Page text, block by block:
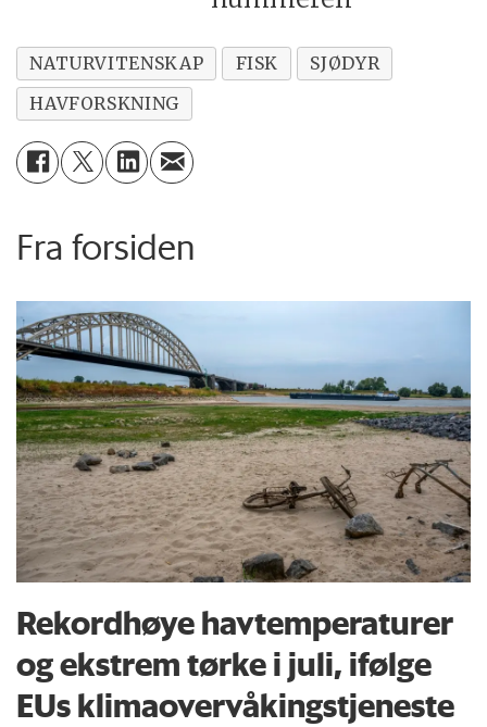
NATURVITENSKAP FISK
SJØDYR
HAVFORSKNING
Fra forsiden
Rekordhøye havtemperaturer
og ekstrem tørke i juli, ifølge
EUs klima­overvåkings­tjeneste